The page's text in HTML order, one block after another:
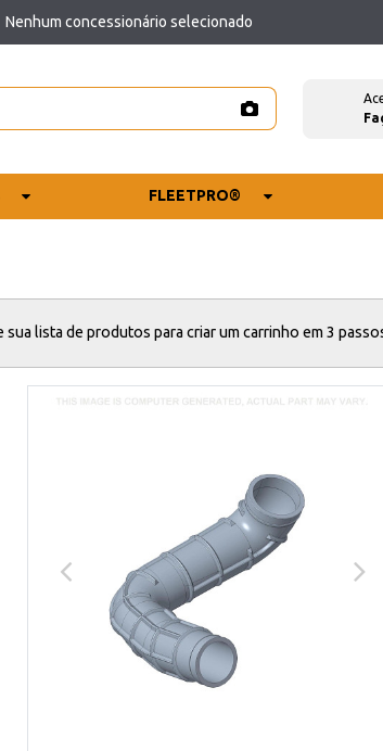
Nenhum concessionário selecionado
FLEETPRO®
sua lista de produtos para criar um carrinho em 3